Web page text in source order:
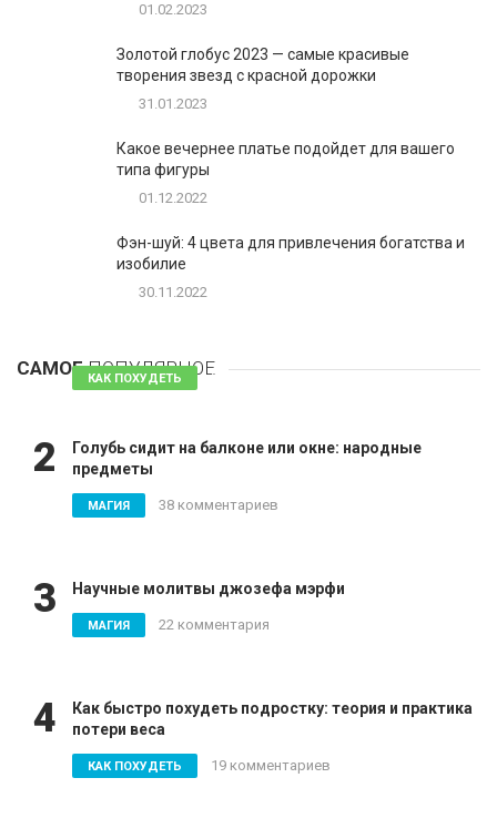
01.02.2023
Золотой глобус 2023 — самые красивые
творения звезд с красной дорожки
31.01.2023
Какое вечернее платье подойдет для вашего
типа фигуры
01.12.2022
Фэн-шуй: 4 цвета для привлечения богатства и
изобилие
30.11.2022
САМОЕПОПУЛЯРНОЕ
КАК ПОХУДЕТЬ 81 комментарий
2
Голубь сидит на балконе или окне: народные
предметы
МАГИЯ 38 комментариев
3 Научные молитвы джозефа мэрфи
МАГИЯ 22 комментария
4
Как быстро похудеть подростку: теория и практика
потери веса
КАК ПОХУДЕТЬ 19 комментариев